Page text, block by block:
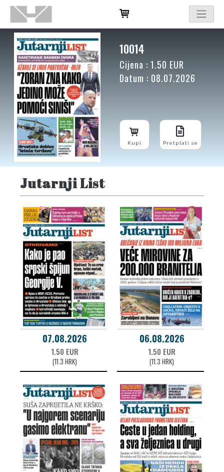
10014
Cijena : 1.50 EUR
Datum : 08.07.2026
Kupi Pretplati se
Jutarnji List
07.08.2026
1.50 EUR
(11.3 HRK)
06.08.2026
1.50 EUR
(11.3 HRK)